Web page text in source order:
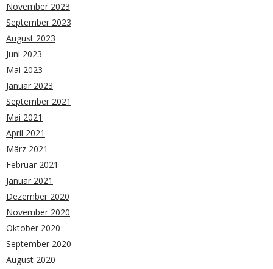
November 2023
September 2023
August 2023
Juni 2023
Mai 2023
Januar 2023
September 2021
Mai 2021
April 2021
März 2021
Februar 2021
Januar 2021
Dezember 2020
November 2020
Oktober 2020
September 2020
August 2020